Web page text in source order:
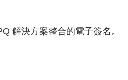
解決方案整合的電子簽名。